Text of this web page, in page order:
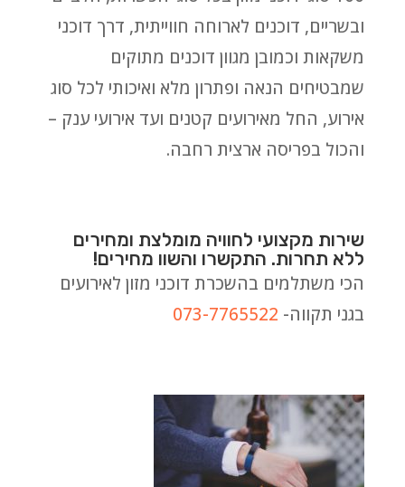
ובשריים, דוכנים לארוחה חווייתית, דרך דוכני
משקאות וכמובן מגוון דוכנים מתוקים
שמבטיחים הנאה ופתרון מלא ואיכותי לכל סוג
אירוע, החל מאירועים קטנים ועד אירועי ענק –
והכול בפריסה ארצית רחבה.
שירות מקצועי לחוויה מומלצת ומחירים
ללא תחרות. התקשרו והשוו מחירים!
הכי משתלמים בהשכרת דוכני מזון לאירועים
בגני תקווה- 073-7765522